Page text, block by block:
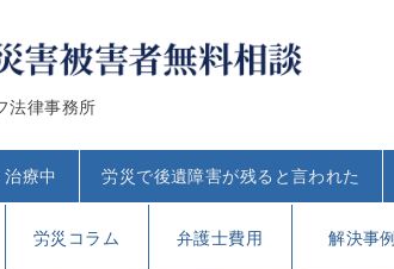
法律事務所
療中 労災で後遺障害が残ると言われた
労災コラム 弁護士費用 解決事例